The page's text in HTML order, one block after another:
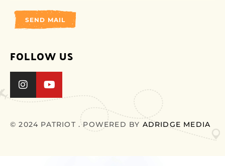
SEND MAIL
FOLLOW US
© 2024 PATRIOT . POWERED BY ADRIDGE MEDIA